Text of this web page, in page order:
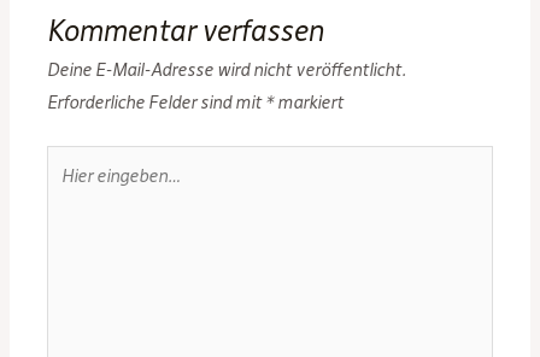
Kommentar verfassen
Deine E-Mail-Adresse wird nicht veröffentlicht.
Erforderliche Felder sind mit*markiert
eingeben…